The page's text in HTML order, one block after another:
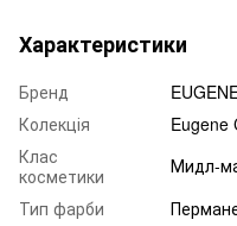
Характеристики
Бренд
Колекція
Eugene
Клас
косметики
Мидл-
Тип фарби